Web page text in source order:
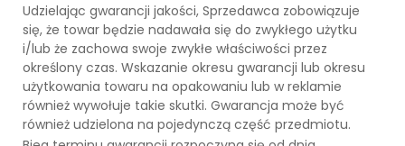
Udzielając gwarancji jakości, Sprzedawca zobowiązuje
się, że towar będzie nadawała się do zwykłego użytku
i/lub że zachowa swoje zwykłe właściwości przez
określony czas. Wskazanie okresu gwarancji lub okresu
użytkowania towaru na opakowaniu lub w reklamie
również wywołuje takie skutki. Gwarancja może być
również udzielona na pojedynczą część przedmiotu.